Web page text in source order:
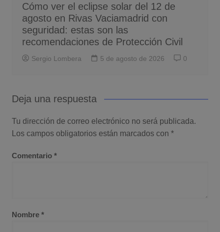
Cómo ver el eclipse solar del 12 de
agosto en Rivas Vaciamadrid con
seguridad: estas son las
recomendaciones de Protección Civil
Sergio Lombera 5 de agosto de 2026 0
Deja una respuesta
Tu dirección de correo electrónico no será publicada.
Los campos obligatorios están marcados con *
Comentario *
Nombre *